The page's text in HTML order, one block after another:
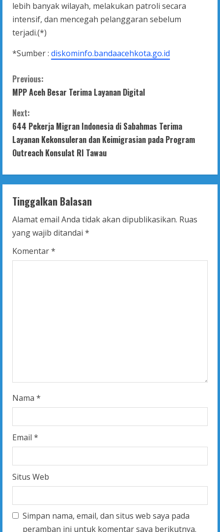
lebih banyak wilayah, melakukan patroli secara
intensif, dan mencegah pelanggaran sebelum
terjadi.(*)
*Sumber : diskominfo.bandaacehkota.go.id
C
o
n
t
n
u
e
R
e
Previous:
MPP Aceh Besar Terima Layanan Digital
Next:
644 Pekerja Migran Indonesia di Sabahmas Terima
Layanan Kekonsuleran dan Keimigrasian pada Program
Outreach Konsulat RI Tawau
Tinggalkan Balasan
Alamat email Anda tidak akan dipublikasikan. Ruas
yang wajib ditandai *
Komentar*
Nama *
Email *
Situs Web
Simpan nama, email, dan situs web saya pada
peramban ini untuk komentar saya berikutnya.